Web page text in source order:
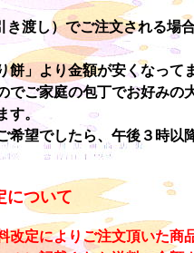
渡し）でご注文される場合
餅」より金額が安くなっ
でご家庭の包丁でお好みの
す。
希望でしたら、午後３時以
について
改定によりご注文頂いた商